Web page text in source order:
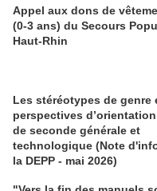
Appel aux dons de
(0-3 ans) du Secours
Haut-Rhin
Les stéréotypes de genre
perspectives
de seconde générale et
technologique (Note
la DEPP - mai 2026)